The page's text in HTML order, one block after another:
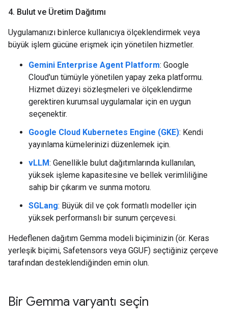
4. Bulut ve Üretim Dağıtımı
Uygulamanızı binlerce kullanıcıya ölçeklendirmek veya
büyük işlem gücüne erişmek için yönetilen hizmetler.
Gemini Enterprise Agent Platform: Google
Cloud'un tümüyle yönetilen yapay zeka platformu.
Hizmet düzeyi sözleşmeleri ve ölçeklendirme
gerektiren kurumsal uygulamalar için en uygun
seçenektir.
Google Cloud Kubernetes Engine (GKE): Kendi
yayınlama kümelerinizi düzenlemek için.
vLLM: Genellikle bulut dağıtımlarında kullanılan,
yüksek işleme kapasitesine ve bellek verimliliğine
sahip bir çıkarım ve sunma motoru.
SGLang: Büyük dil ve çok formatlı modeller için
yüksek performanslı bir sunum çerçevesi.
Hedeflenen dağıtım Gemma modeli biçiminizin (ör. Keras
yerleşik biçimi, Safetensors veya GGUF) seçtiğiniz çerçeve
tarafından desteklendiğinden emin olun.
Bir Gemma varyantı seçin